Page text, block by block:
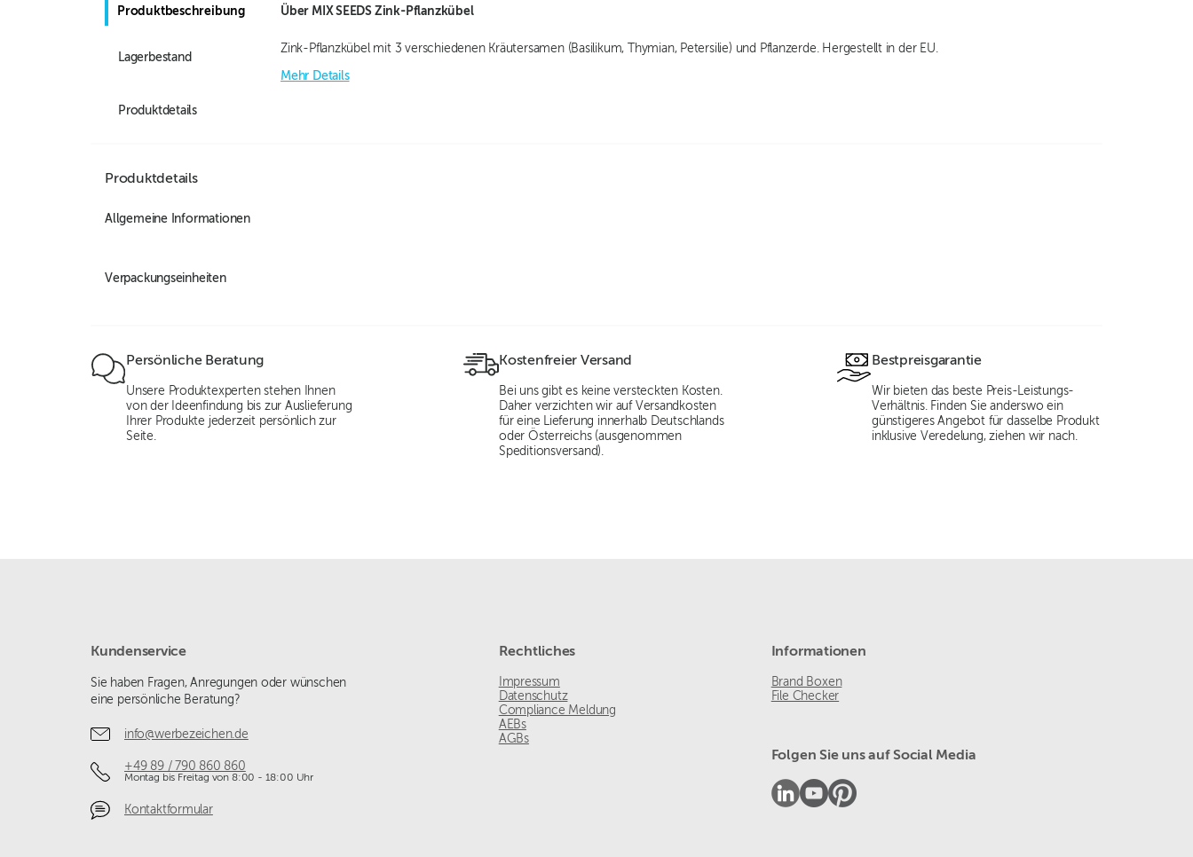
Produktbeschreibung
Lagerbestand
Produktdetails
Über MIX SEEDS Zink-Pflanzkübel
Zink-Pflanzkübel mit 3 verschiedenen Kräutersamen (Basilikum, Thymian, Petersilie) und Pflanzerde. Hergestellt in der EU.
Mehr Details
Produktdetails
Allgemeine Informationen
Verpackungseinheiten
Persönliche Beratung
Unsere Produktexperten stehen Ihnen
von der Ideenfindung bis zur Auslieferung
Ihrer Produkte jederzeit persönlich zur
Seite.
Kostenfreier Versand
Bei uns gibt es keine versteckten Kosten.
Daher verzichten wir auf Versandkosten
für eine Lieferung innerhalb Deutschlands
oder Österreichs (ausgenommen
Speditionsversand).
Bestpreisgarantie
Wir bieten das beste Preis-Leistungs-
Verhältnis. Finden Sie anderswo ein
günstigeres Angebot für dasselbe Produkt
inklusive Veredelung, ziehen wir nach.
Kundenservice
Sie haben Fragen, Anregungen oder wünschen
eine persönliche Beratung?
info@werbezeichen.de
+49 89 / 790 860 860
Montag bis Freitag von 8:00 - 18:00 Uhr
Kontaktformular
Rechtliches
Impressum
Datenschutz
Compliance Meldung
AEBs
AGBs
Informationen
Brand Boxen
File Checker
Folgen Sie uns auf Social Media